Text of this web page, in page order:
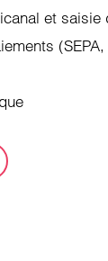
et